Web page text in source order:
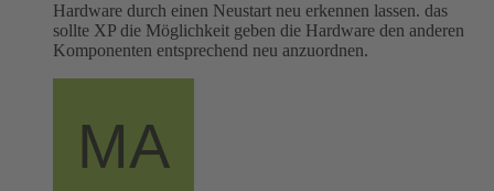
Hardware durch einen Neustart neu erkennen lassen. das
sollte XP die Möglichkeit geben die Hardware den anderen
Komponenten entsprechend neu anzuordnen.